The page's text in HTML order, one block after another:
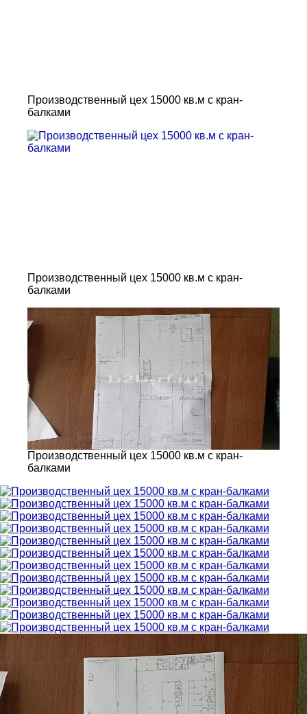
Производственный цех 15000 кв.м с кран-
балками
Производственный цех 15000 кв.м с кран-
балками
Производственный цех 15000 кв.м с кран-
балками